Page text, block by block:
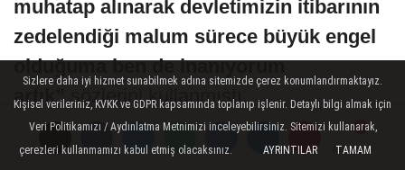
Yorumlar
Yorumlar
Yorumlar
muhatap alınarak devletimizin itibarının
zedelendiği malum sürece büyük engel
olduğuma ben de inanıyorum
artık” sözlerini kullanmıştı.
Sizlere daha iyi hizmet sunabilmek adına sitemizde çerez konumlandırmaktayız.
Kişisel verileriniz, KVKK ve GDPR kapsamında toplanıp işlenir. Detaylı bilgi almak için
Veri Politikamızı / Aydınlatma Metnimizi inceleyebilirsiniz. Sitemizi kullanarak,
çerezleri kullanmamızı kabul etmiş olacaksınız.
AYRINTILAR TAMAM